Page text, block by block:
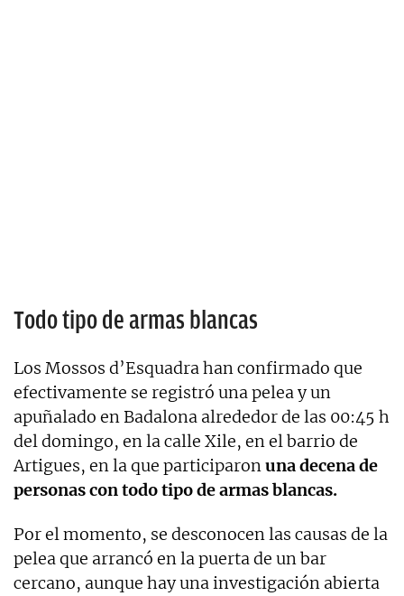
Todo tipo de armas blancas
Los Mossos d’Esquadra han confirmado que
efectivamente se registró una pelea y un
apuñalado en Badalona alrededor de las 00:45 h
del domingo, en la calle Xile, en el barrio de
Artigues, en la que participaronuna decena de
personas con todo tipo de armas blancas.
Por el momento, se desconocen las causas de la
pelea que arrancó en la puerta de un bar
cercano, aunque hay una investigación abierta